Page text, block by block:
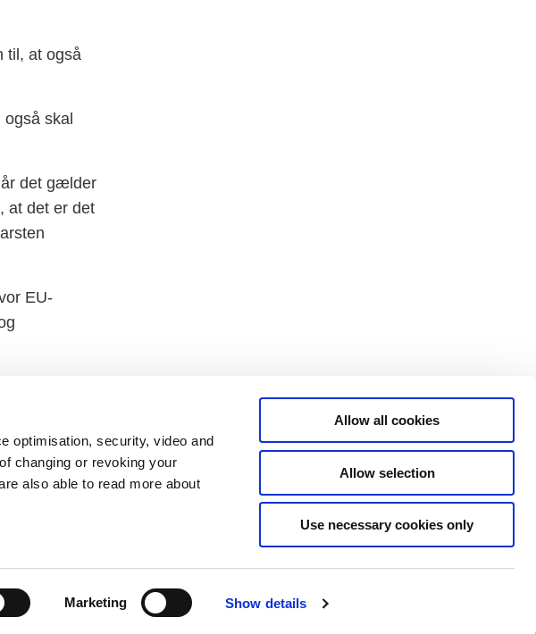
optimisation, security, video and
changing or revoking your
also able to read more about
Marketing Show details
Allow all cookies
Allow selection
Use necessary cookies only
til, at også
skal
det gælder
at det er det
EU-